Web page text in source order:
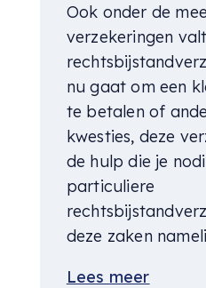
Ook onder de
verzekeringen
nu gaat om een
te betalen of
kwesties, deze
de hulp die je
particuliere
deze zaken
Lees meer